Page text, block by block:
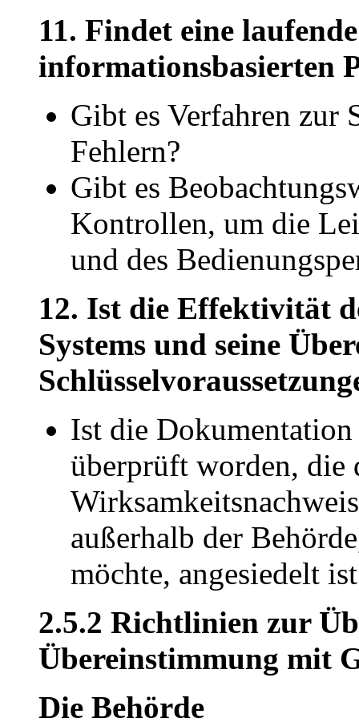
11. Findet eine
informationsbasierten
Gibt es Verfahren zur
Fehlern?
Gibt es
Kontrollen, um die
und des
12. Ist die Effektivität
Systems und seine
Ist die
überprüft worden, die
außerhalb der
möchte, angesiedelt
2.5.2 Richtlinien zur
Übereinstimmung mit
Die Behörde